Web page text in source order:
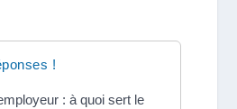
!
: à quoi sert le